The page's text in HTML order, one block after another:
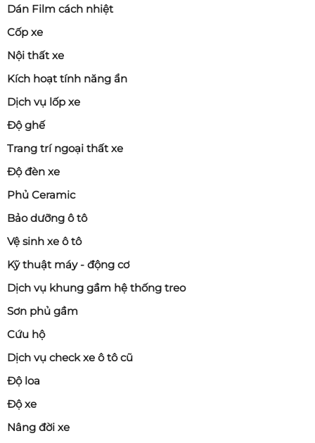
Dán Film cách nhiệt
Cốp xe
Nội thất xe
Kích hoạt tính năng ẩn
Dịch vụ lốp xe
Độ ghế
Trang trí ngoại thất xe
Độ đèn xe
Phủ Ceramic
Bảo dưỡng ô tô
Vệ sinh xe ô tô
Kỹ thuật máy - động cơ
Dịch vụ khung gầm hệ thống treo
Sơn phủ gầm
Cứu hộ
Dịch vụ check xe ô tô cũ
Độ loa
Độ xe
Nâng đời xe